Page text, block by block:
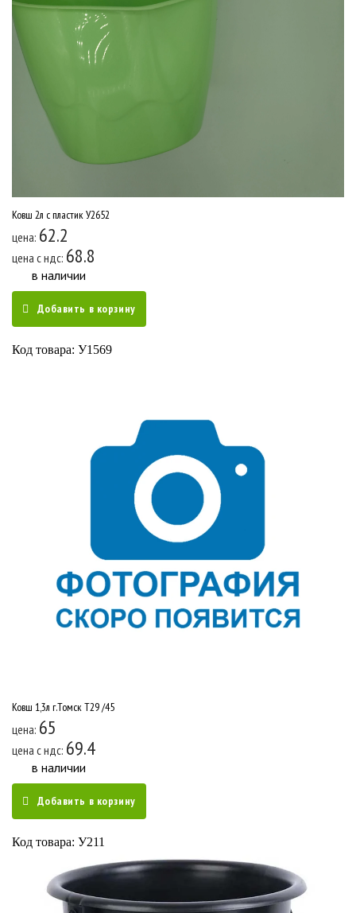
Ковш 2л с пластик У2652
цена: 62.2
цена c ндс: 68.8
в наличии
Добавить в корзину
Код товара: У1569
Ковш 1,3л г.Томск Т29 /45
цена: 65
цена c ндс: 69.4
в наличии
Добавить в корзину
Код товара: У211